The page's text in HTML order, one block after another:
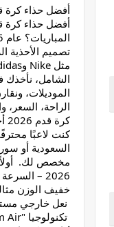
أفضل حذاء كرة
تصميم الأحذية
الشامل، نأخذك
الموديلات،
الراحة، السعر،
كنت لاعبًا
السعودية أو
2026 –
خفيف الوزن
نعل خارجي